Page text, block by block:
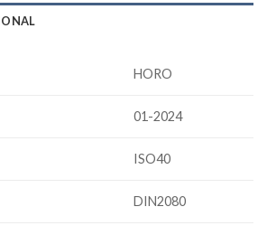
HORO
01-2024
ISO40
DIN2080